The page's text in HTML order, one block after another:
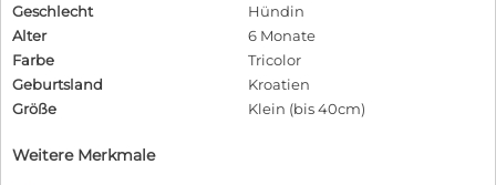
Geschlecht
Hündin
Alter
6 Monate
Farbe
Tricolor
Geburtsland
Kroatien
Größe
Klein (bis 40cm)
Weitere Merkmale